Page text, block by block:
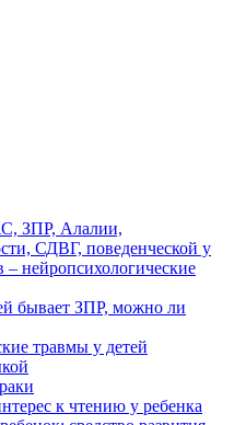
ЗПР, Алалии,
СДВГ, поведенческой у
– нейропсихологические
бывает ЗПР, можно ли
травмы у детей
к чтению у ребенка